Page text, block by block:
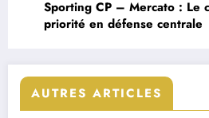
Sporting CP – Mercato : Le
priorité en défense centrale
AUTRES ARTICLES